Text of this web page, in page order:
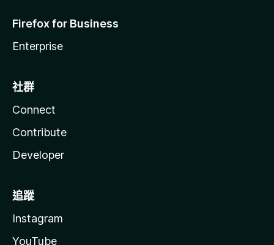
Firefox for Business
Enterprise
社群
Connect
Contribute
Developer
追蹤
Instagram
YouTube